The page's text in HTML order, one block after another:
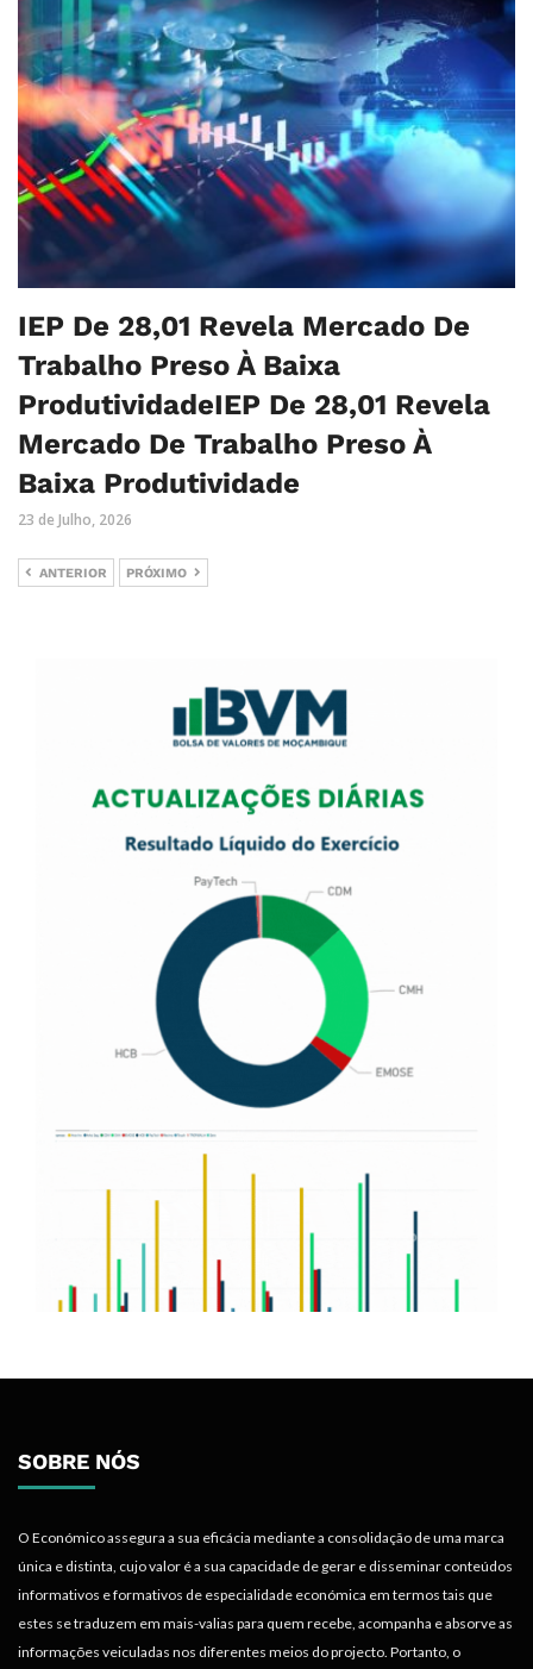
IEP De 28,01 Revela Mercado De
Trabalho Preso À Baixa
ProdutividadeIEP De 28,01 Revela
Mercado De Trabalho Preso À
Baixa Produtividade
23 de Julho, 2026
ANTERIOR PRÓXIMO
SOBRE NÓS
O Económico assegura a sua eficácia mediante a consolidação de uma marca
única e distinta, cujo valor é a sua capacidade de gerar e disseminar conteúdos
informativos e formativos de especialidade económica em termos tais que
estes se traduzem em mais-valias para quem recebe, acompanha e absorve as
informações veiculadas nos diferentes meios do projecto. Portanto, o